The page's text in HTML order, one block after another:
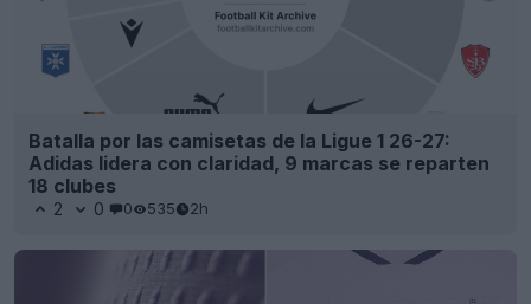
Batalla por las camisetas de la Ligue 1 26-27:
Adidas lidera con claridad, 9 marcas se reparten
18 clubes
2 0 0 535 2h